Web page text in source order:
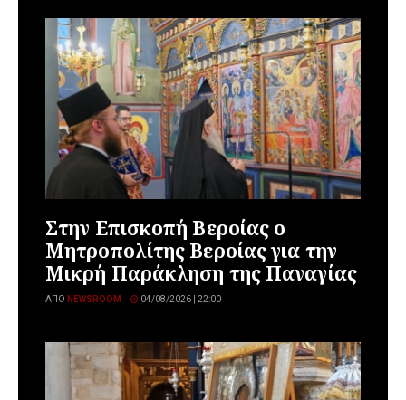
Στην Επισκοπή Βεροίας ο
Μητροπολίτης Βεροίας για την
Μικρή Παράκληση της Παναγίας
ΑΠΌ NEWSROOM 04/08/2026 | 22:00